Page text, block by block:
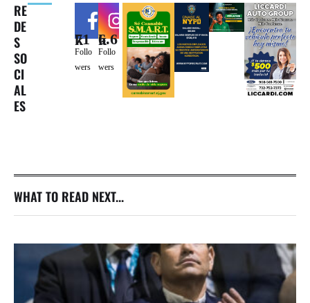
RE
DE
S
SO
CI
AL
ES
71k
Follo
wers
6.6k
Follo
wers
WHAT TO READ NEXT...